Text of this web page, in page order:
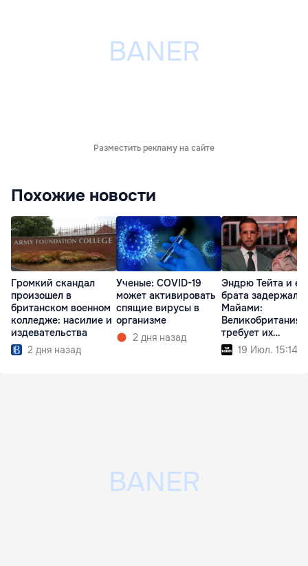
Разместить рекламу на сайте
Похожие новости
Громкий скандал
произошел в
британском военном
колледже: насилие и
издевательства
2 дня назад
Ученые: COVID-19
может активировать
спящие вирусы в
организме
2 дня назад
Эндрю Тейта и
брата задержали
Майами:
Великобритания
требует их
экстрадиции
19 Июл. 15:14